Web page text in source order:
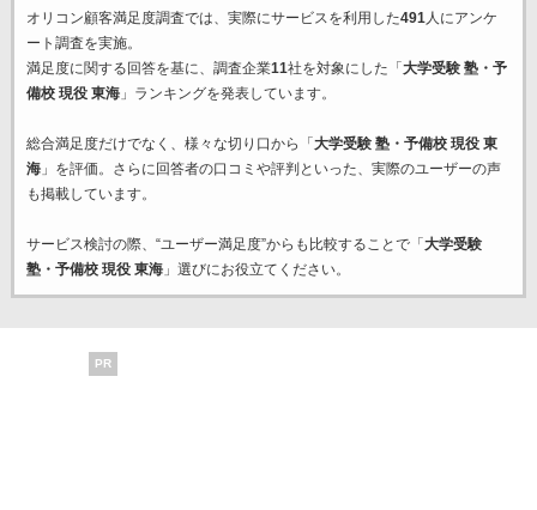
オリコン顧客満足度調査では、実際にサービスを利用した491人にアンケ
ート調査を実施。
満足度に関する回答を基に、調査企業11社を対象にした「 大学受験 塾・予
備校 現役 東海」ランキングを発表しています。
総合満足度だけでなく、様々な切り口から「 大学受験 塾・予備校 現役 東
海」を評価。さらに回答者の口コミや評判といった、実際のユーザーの声
も掲載しています。
サービス検討の際、“ユーザー満足度”からも比較することで「 大学受験
塾・予備校 現役 東海」選びにお役立てください。
PR